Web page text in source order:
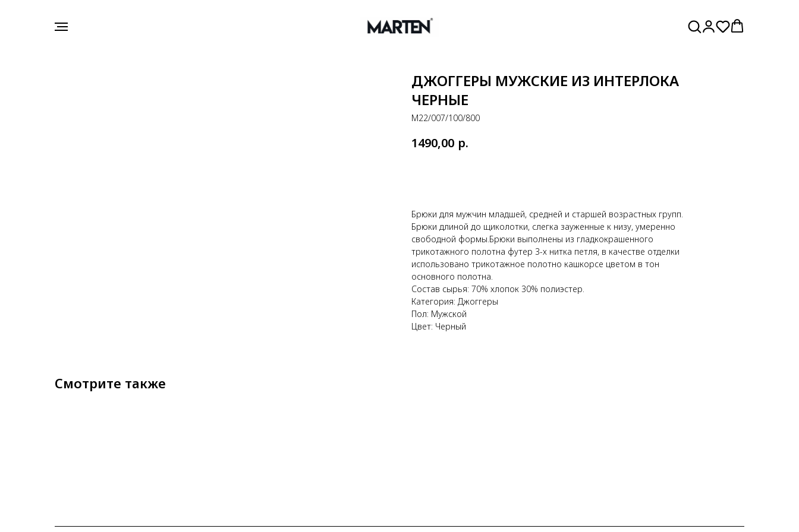
ДЖОГГЕРЫ МУЖСКИЕ ИЗ ИНТЕРЛОКА
ЧЕРНЫЕ
М22/007/100/800
1490,00 р.
Брюки для мужчин младшей, средней и старшей возрастных групп.
Брюки длиной до щиколотки, слегка зауженные к низу, умеренно
свободной формы.Брюки выполнены из гладкокрашенного
трикотажного полотна футер 3-х нитка петля, в качестве отделки
использовано трикотажное полотно кашкорсе цветом в тон
основного полотна.
Состав сырья: 70% хлопок 30% полиэстер.
Категория: Джоггеры
Пол: Мужской
Цвет: Черный
Смотрите также